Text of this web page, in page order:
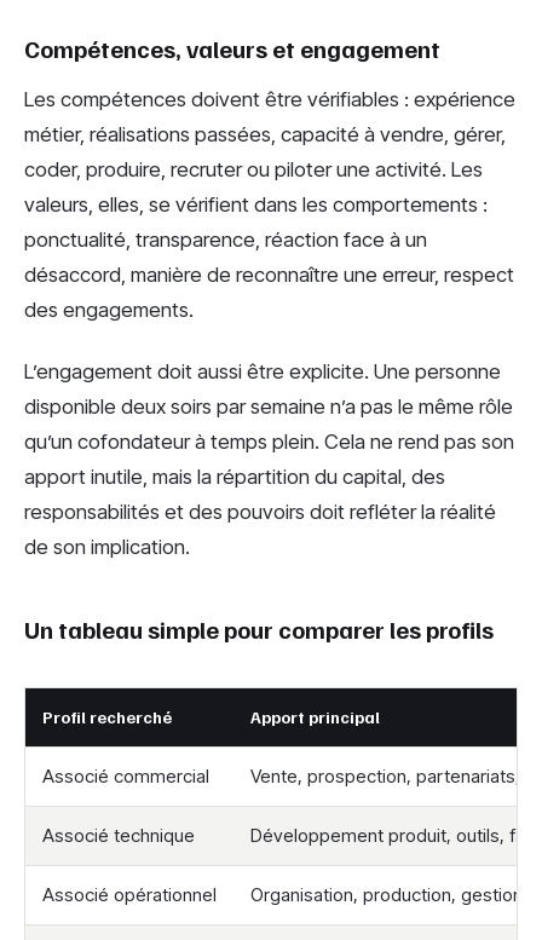
Compétences, valeurs et engagement
Les compétences doivent être vérifiables : expérience
métier, réalisations passées, capacité à vendre, gérer,
coder, produire, recruter ou piloter une activité. Les
valeurs, elles, se vérifient dans les comportements :
ponctualité, transparence, réaction face à un
désaccord, manière de reconnaître une erreur, respect
des engagements.
L’engagement doit aussi être explicite. Une personne
disponible deux soirs par semaine n’a pas le même rôle
qu’un cofondateur à temps plein. Cela ne rend pas son
apport inutile, mais la répartition du capital, des
responsabilités et des pouvoirs doit refléter la réalité
de son implication.
Un tableau simple pour comparer les profils
Profil recherché Apport principal
Associé commercial Vente, prospection, partenariats,
Associé technique Développement produit, outils,
Associé opérationnel Organisation, production, gestion